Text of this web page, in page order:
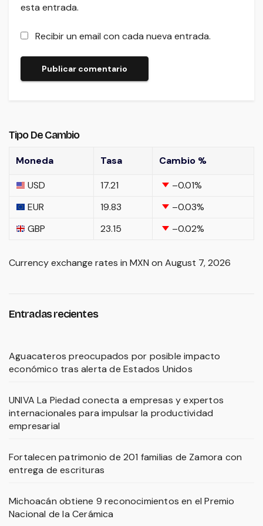
esta entrada.
Recibir un email con cada nueva entrada.
Tipo De Cambio
Moneda Tasa
Cambio %
USD
17.21 –0.01%
EUR
19.83 –0.03%
GBP
23.15 –0.02%
Currency exchange rates in MXN on August 7, 2026
Entradas recientes
Aguacateros preocupados por posible impacto
económico tras alerta de Estados Unidos
UNIVA La Piedad conecta a empresas y expertos
internacionales para impulsar la productividad
empresarial
Fortalecen patrimonio de 201 familias de Zamora con
entrega de escrituras
Michoacán obtiene 9 reconocimientos en el Premio
Nacional de la Cerámica